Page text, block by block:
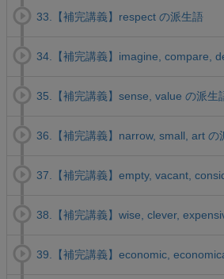
33.【補完講義】respect の派生語
34.【補完講義】imagine, compare,
35.【補完講義】sense, value の派生
36.【補完講義】narrow, small, art の
37.【補完講義】empty, vacant,
38.【補完講義】wise, clever,
39.【補完講義】economic,